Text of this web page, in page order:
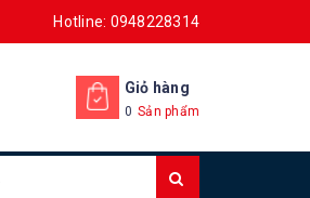
Hotline: 0948228314
Giỏ hàng
0 Sản phẩm